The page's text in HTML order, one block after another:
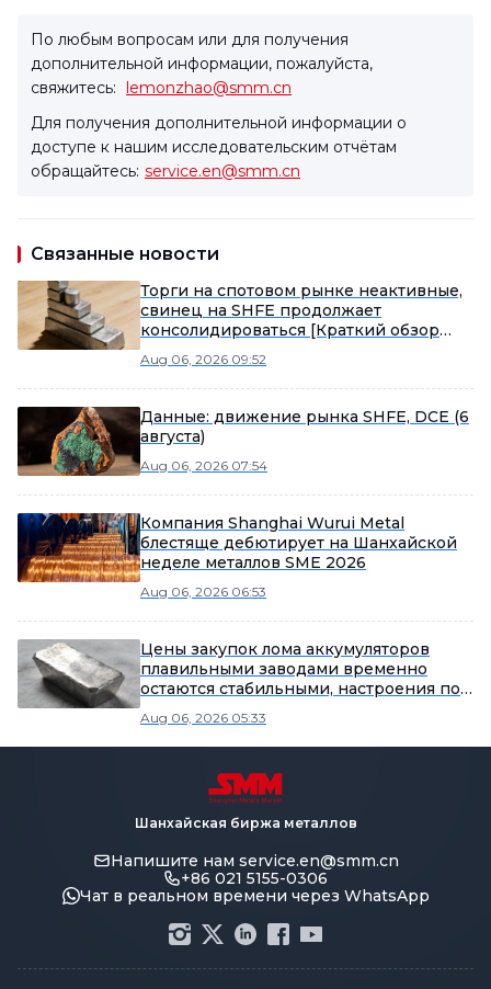
По любым вопросам или для получения
дополнительной информации, пожалуйста,
свяжитесь: lemonzhao@smm.cn
Для получения дополнительной информации о
доступе к нашим исследовательским отчётам
обращайтесь: service.en@smm.cn
Связанные новости
Торги на спотовом рынке неактивные,
свинец на SHFE продолжает
консолидироваться [Краткий обзор
Aug 06, 2026 09:52
Данные: движение рынка SHFE, DCE (6
августа)
Aug 06, 2026 07:54
Компания Shanghai Wurui Metal
блестяще дебютирует на Шанхайской
неделе металлов SME 2026
Aug 06, 2026 06:53
Цены закупок лома аккумуляторов
плавильными заводами временно
остаются стабильными, настроения по
посредственные.
Aug 06, 2026 05:33
Шанхайская биржа металлов
Напишите нам service.en@smm.cn
+86 021 5155-0306
Чат в реальном времени через WhatsApp